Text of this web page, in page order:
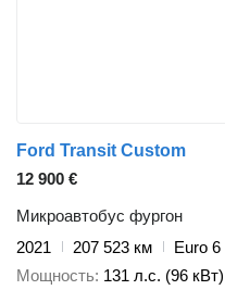
Ford Transit Custom
12 900 €
Микроавтобус фургон
2021
207 523 км
Euro 6
Мощность 131 л.с. (96 кВт)